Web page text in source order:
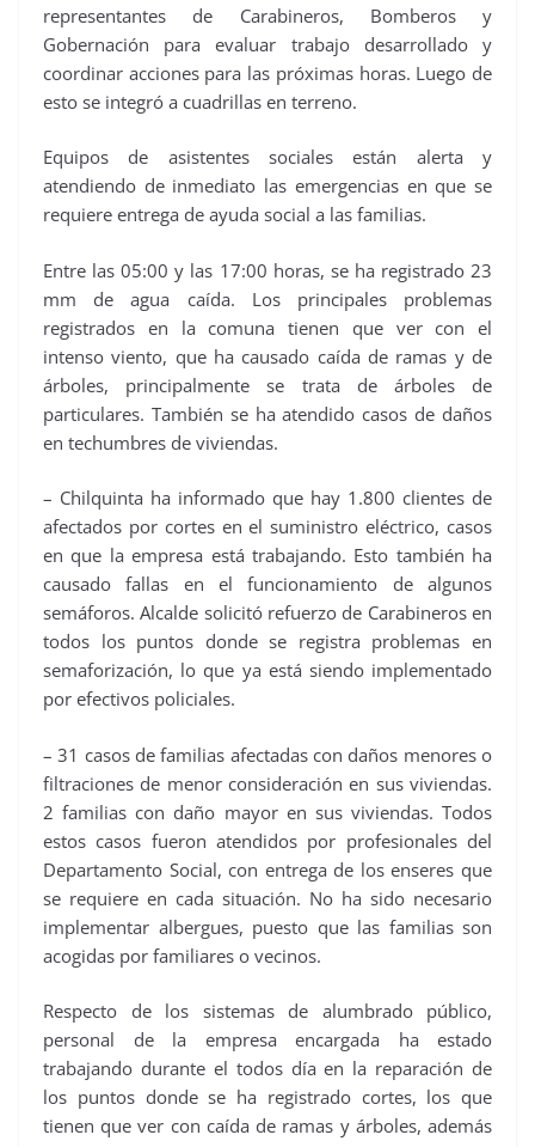
representantes de Carabineros, Bomberos y
Gobernación para evaluar trabajo desarrollado y
coordinar acciones para las próximas horas. Luego de
esto se integró a cuadrillas en terreno.
Equipos de asistentes sociales están alerta y
atendiendo de inmediato las emergencias en que se
requiere entrega de ayuda social a las familias.
Entre las 05:00 y las 17:00 horas, se ha registrado 23
mm de agua caída. Los principales problemas
registrados en la comuna tienen que ver con el
intenso viento, que ha causado caída de ramas y de
árboles, principalmente se trata de árboles de
particulares. También se ha atendido casos de daños
en techumbres de viviendas.
– Chilquinta ha informado que hay 1.800 clientes de
afectados por cortes en el suministro eléctrico, casos
en que la empresa está trabajando. Esto también ha
causado fallas en el funcionamiento de algunos
semáforos. Alcalde solicitó refuerzo de Carabineros en
todos los puntos donde se registra problemas en
semaforización, lo que ya está siendo implementado
por efectivos policiales.
– 31 casos de familias afectadas con daños menores o
filtraciones de menor consideración en sus viviendas.
2 familias con daño mayor en sus viviendas. Todos
estos casos fueron atendidos por profesionales del
Departamento Social, con entrega de los enseres que
se requiere en cada situación. No ha sido necesario
implementar albergues, puesto que las familias son
acogidas por familiares o vecinos.
Respecto de los sistemas de alumbrado público,
personal de la empresa encargada ha estado
trabajando durante el todos día en la reparación de
los puntos donde se ha registrado cortes, los que
tienen que ver con caída de ramas y árboles, además